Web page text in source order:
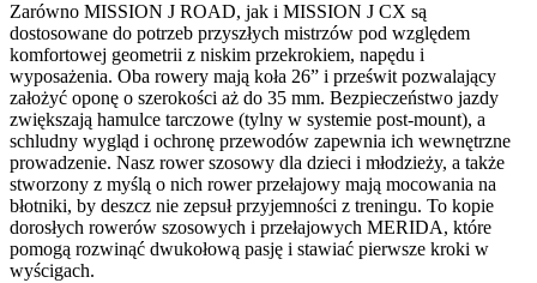
Zarówno MISSION J ROAD, jak i MISSION J CX są
dostosowane do potrzeb przyszłych mistrzów pod względem
komfortowej geometrii z niskim przekrokiem, napędu i
wyposażenia. Oba rowery mają koła 26” i prześwit pozwalający
założyć oponę o szerokości aż do 35 mm. Bezpieczeństwo jazdy
zwiększają hamulce tarczowe (tylny w systemie post-mount), a
schludny wygląd i ochronę przewodów zapewnia ich wewnętrzne
prowadzenie. Nasz rower szosowy dla dzieci i młodzieży, a także
stworzony z myślą o nich rower przełajowy mają mocowania na
błotniki, by deszcz nie zepsuł przyjemności z treningu. To kopie
dorosłych rowerów szosowych i przełajowych MERIDA, które
pomogą rozwinąć dwukołową pasję i stawiać pierwsze kroki w
wyścigach.